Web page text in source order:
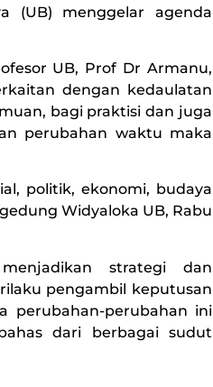
(UB) menggelar agenda
UB, Prof Dr Armanu,
dengan kedaulatan
bagi praktisi dan juga
perubahan waktu maka
politik, ekonomi, budaya
Widyaloka UB, Rabu
strategi dan
pengambil keputusan
perubahan-perubahan ini
dari berbagai sudut